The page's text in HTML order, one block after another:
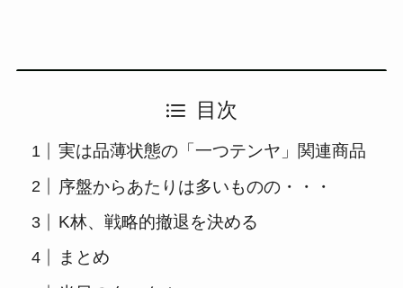
目次
実は品薄状態の「一つテンヤ」関連商品
序盤からあたりは多いものの・・・
K林、戦略的撤退を決める
まとめ